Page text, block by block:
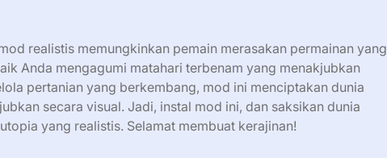
realistis memungkinkan pemain merasakan permainan yang
Anda mengagumi matahari terbenam yang menakjubkan
pertanian yang berkembang, mod ini menciptakan dunia
secara visual. Jadi, instal mod ini, dan saksikan dunia
yang realistis. Selamat membuat kerajinan!